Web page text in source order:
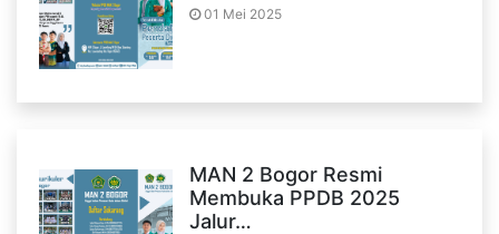
01 Mei 2025
MAN 2 Bogor Resmi
Membuka PPDB 2025
Jalur…